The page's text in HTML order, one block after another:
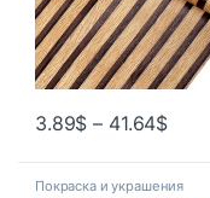
3.89$ – 41.64$
Покраска и украшения